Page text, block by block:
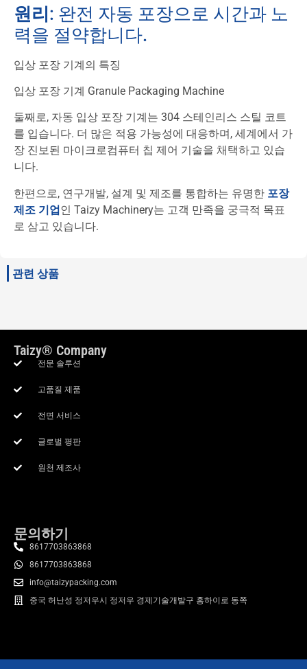
원리 : 완전 자동 포장으로 시간과 노
력을 절약합니다.
입상 포장 기계의 특징
입상 포장 기계 Granule Packaging Machine
둘째로, 자동 입상 포장 기계는 304 스테인리스 스틸 코트
를 입습니다. 더 많은 적용 가능성에 대응하며, 세계에서 가
장 진보된 마이크로컴퓨터 칩 제어 기술을 채택하고 있습
니다.
한편으로, 연구개발, 설계 및 제조를 통합하는 유명한 포장
제조 기업인 Taizy Machinery는 고객 만족을 궁극적 목표
로 삼고 있습니다.
관련 상품
Taizy® Company
전문 솔루션
고품질 제품
전면 서비스
글로벌 평판
원천 제조사
문의하기
8617703863868
8617703863868
info@taizypacking.com
중국 허난성 정저우시 정저우 경제기술개발구 홍하이로 동쪽